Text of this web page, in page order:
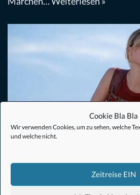
Cookie Bla Bla
Wir verwenden Cookies, um zu sehen, welche
und welche nicht.
Zeitreise EIN
Twisters (2024) –
Abenteuer,Action,Film vonChristoph